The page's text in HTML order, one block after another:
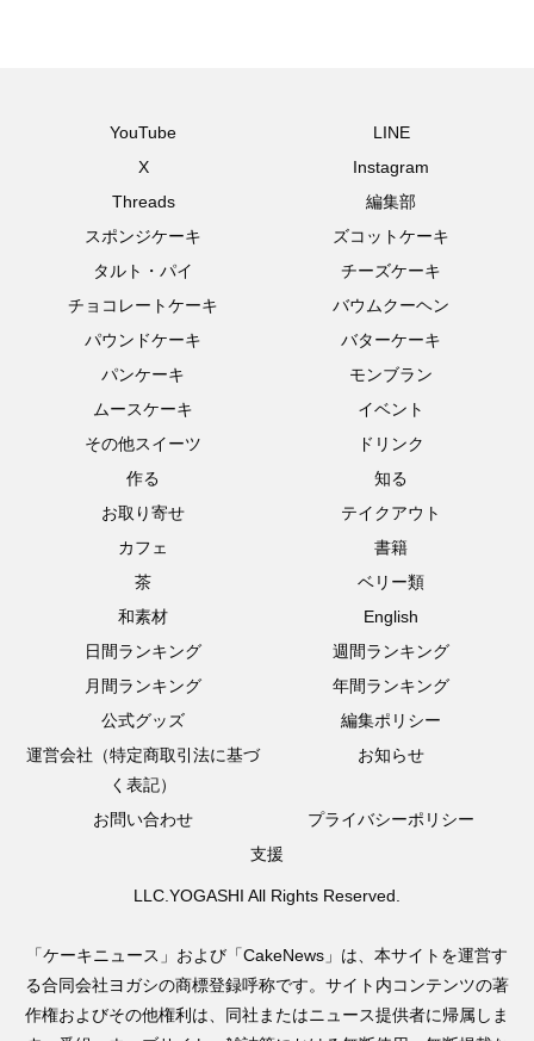
YouTube
LINE
X
Instagram
Threads
編集部
スポンジケーキ
ズコットケーキ
タルト・パイ
チーズケーキ
チョコレートケーキ
バウムクーヘン
パウンドケーキ
バターケーキ
パンケーキ
モンブラン
ムースケーキ
イベント
その他スイーツ
ドリンク
作る
知る
お取り寄せ
テイクアウト
カフェ
書籍
茶
ベリー類
和素材
English
日間ランキング
週間ランキング
月間ランキング
年間ランキング
公式グッズ
編集ポリシー
運営会社（特定商取引法に基づ
く表記）
お知らせ
お問い合わせ
プライバシーポリシー
支援
LLC.YOGASHI All Rights Reserved.
「ケーキニュース」および「CakeNews」は、本サイトを運営す
る合同会社ヨガシの商標登録呼称です。サイト内コンテンツの著
作権およびその他権利は、同社またはニュース提供者に帰属しま